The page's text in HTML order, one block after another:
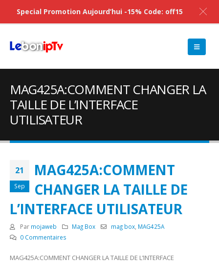
MAG425A:COMMENT CHANGER LA
TAILLE DE L’INTERFACE
UTILISATEUR
21
Sep
MAG425A:COMMENT
CHANGER LA TAILLE DE
L’INTERFACE UTILISATEUR
Par mojaweb Mag Box mag box MAG425A
0 Commentaires
MAG425A:COMMENT CHANGER LA TAILLE DE L’INTERFACE
Special Promotion Aujourd’hui -15% Code: off15